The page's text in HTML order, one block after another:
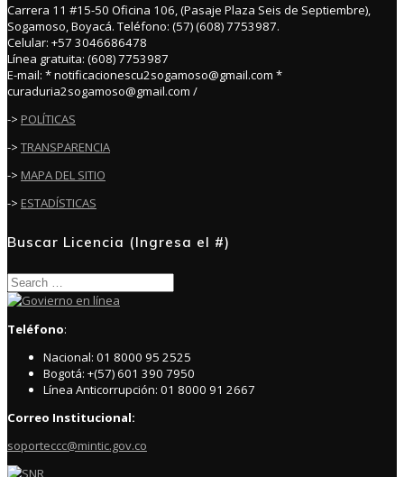
Carrera 11 #15-50 Oficina 106, (Pasaje Plaza Seis de Septiembre),
Sogamoso, Boyacá. Teléfono: (57) (608) 7753987.
Celular: +57 3046686478
Línea gratuita: (608) 7753987
E-mail: * notificacionescu2sogamoso@gmail.com *
curaduria2sogamoso@gmail.com /
-> POLÍTICAS
-> TRANSPARENCIA
-> MAPA DEL SITIO
-> ESTADÍSTICAS
Buscar Licencia (Ingresa el #)
Search
for:
Teléfono:
Nacional: 01 8000 95 2525
Bogotá: +(57) 601 390 7950
Línea Anticorrupción: 01 8000 91 2667
Correo Institucional:
soporteccc@mintic.gov.co